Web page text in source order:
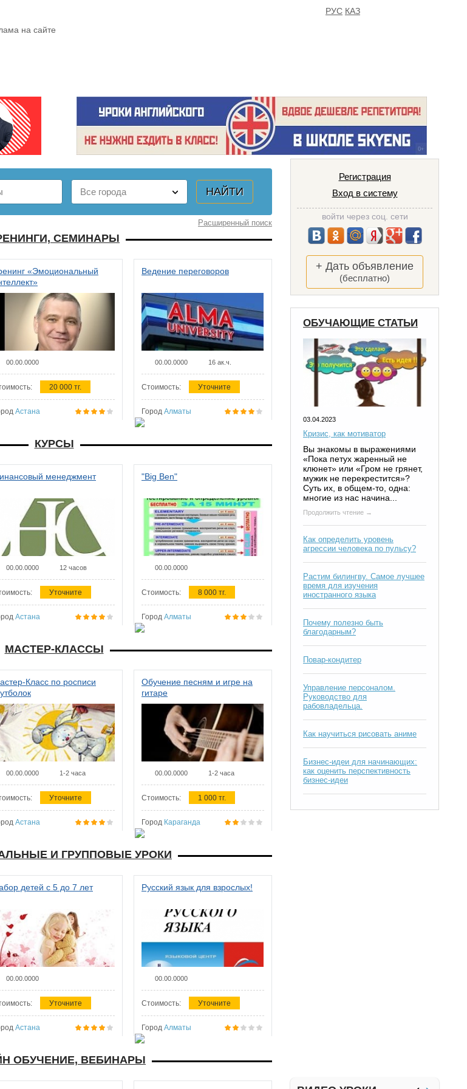
на сайте
РУС КАЗ
Расширенный поиск
СЕМИНАРЫ
«Эмоциональный
00.00.0000
20 000 тг.
Астана
Ведение переговоров
00.00.0000 16 ак.ч.
Стоимость: Уточните
Город Алматы
КУРСЫ
менеджмент
00.00.0000 12 часов
Уточните
Астана
"Big Ben"
00.00.0000
Стоимость: 8 000 тг.
Город Алматы
МАСТЕР-КЛАССЫ
Класс по росписи
00.00.0000 1-2 часа
Уточните
Астана
Обучение песням и игре на
гитаре
00.00.0000 1-2 часа
Стоимость: 1 000 тг.
Город Караганда
И ГРУППОВЫЕ УРОКИ
детей с 5 до 7 лет
00.00.0000
Уточните
Астана
Русский язык для взрослых!
00.00.0000
Стоимость: Уточните
Город Алматы
ОБУЧЕНИЕ, ВЕБИНАРЫ
Регистрация
Вход в систему
войти через соц. сети
+ Дать объявление
(бесплатно)
ОБУЧАЮЩИЕ СТАТЬИ
03.04.2023
Кризис, как мотиватор
Вы знакомы в выражениями
«Пока петух жаренный не
клюнет» или «Гром не грянет,
мужик не перекрестится»?
Суть их, в общем-то, одна:
многие из нас начина...
Продолжить чтение →
Как определить уровень
агрессии человека по пульсу?
Растим билингву. Самое лучшее
время для изучения
иностранного языка
Почему полезно быть
благодарным?
Повар-кондитер
Управление персоналом.
Руководство для
рабовладельца.
Как научиться рисовать аниме
Бизнес-идеи для начинающих:
как оценить перспективность
бизнес-идеи